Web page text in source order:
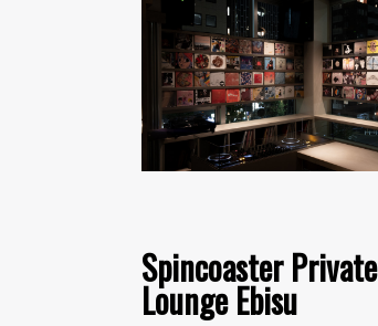
Spincoaster Private
Lounge Ebisu